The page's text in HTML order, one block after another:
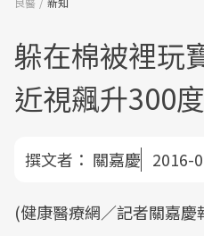
躲在棉被裡
近視飆升300度
撰文者： 關嘉慶 2016-
(健康醫療網／記者關嘉慶